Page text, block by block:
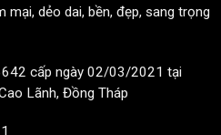
mại, dẻo dai, bền, đẹp, sang trọng
cấp ngày 02/03/2021 tại
Lãnh, Đồng Tháp